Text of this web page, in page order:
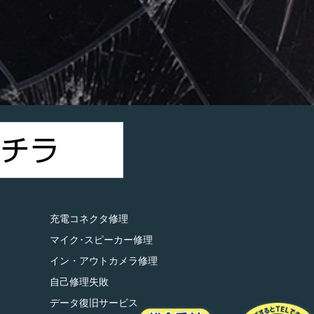
充電コネクタ修理
マイク･スピーカー修理
イン・アウトカメラ修理
自己修理失敗
データ復旧サービス